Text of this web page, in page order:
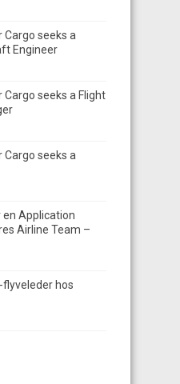
Cargo seeks a
Engineer
Cargo seeks a Flight
Cargo seeks a
en Application
Airline Team –
flyveleder hos